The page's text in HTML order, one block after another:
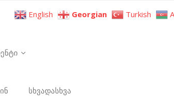
სხვადასხვა
English Georgian Turkish